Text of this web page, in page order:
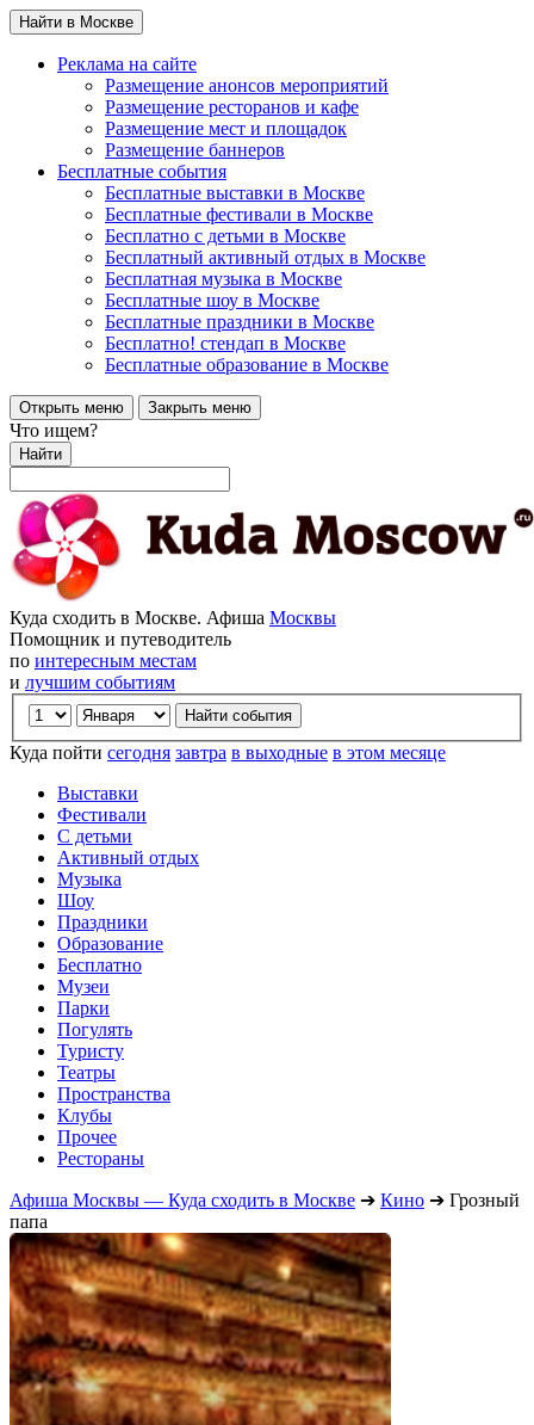
Найти в Москве
Реклама на сайте
Размещение анонсов мероприятий
Размещение ресторанов и кафе
Размещение мест и площадок
Размещение баннеров
Бесплатные события
Бесплатные выставки в Москве
Бесплатные фестивали в Москве
Бесплатно с детьми в Москве
Бесплатный активный отдых в Москве
Бесплатная музыка в Москве
Бесплатные шоу в Москве
Бесплатные праздники в Москве
Бесплатно! стендап в Москве
Бесплатные образование в Москве
Открыть меню Закрыть меню
Что ищем?
Найти
Куда сходить в Москве. Афиша Москвы
Помощник и путеводитель
по интересным местам
и лучшим событиям
Куда пойти сегодня завтра в выходные в этом месяце
Выставки
Фестивали
С детьми
Активный отдых
Музыка
Шоу
Праздники
Образование
Бесплатно
Музеи
Парки
Погулять
Туристу
Театры
Пространства
Клубы
Прочее
Рестораны
Афиша Москвы — Куда сходить в Москве ➔ Кино ➔ Грозный
папа